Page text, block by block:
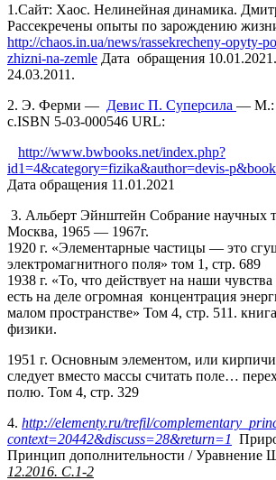
1.Сайт: Хаос. Нелинейная динамика.
Рассекречены опыты по зарождению
http://chaos.in.ua/news/rassekrecheny-opyty-
zhizni-na-zemle Дата обращения
24.03.2011.
2. Э. Ферми — Девис П. Суперсила — М.:
c.ISBN 5-03-000546 URL:
http://www.bwbooks.net/index.php?
id1=4&category=fizika&author=devis-
Дата обращения 11.01.2021
3. Альберт Эйнштейн Собрание научных
Москва, 1965 — 1967г.
1920 г. «Элементарные частицы — это
электромагнитного поля» том 1, стр. 689
1938 г. «То, что действует на наши
есть на деле огромная концентрация
малом пространстве» Том 4, стр. 511.
физики.
1951 г. Основным элементом, или
следует вместо массы считать поле…
полю. Том 4, стр. 329
4. http://elementy.ru/trefil/
context=20442&discuss=28&return=1
Принцип дополнительности / Уравнение
12.2016. С.1-2